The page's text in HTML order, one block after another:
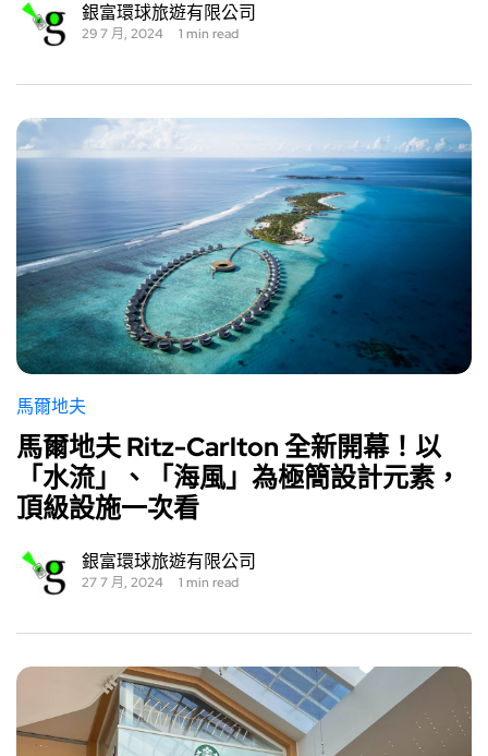
銀富環球旅遊有限公司
29 7 月, 2024 1 min read
馬爾地夫
馬爾地夫 Ritz-Carlton 全新開幕！以
「水流」、「海風」為極簡設計元素，
頂級設施一次看
銀富環球旅遊有限公司
27 7 月, 2024 1 min read